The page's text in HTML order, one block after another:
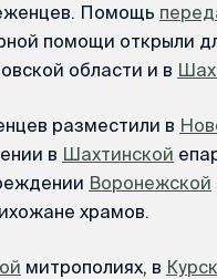
Помощь
помощи открыли
области и в
разместили в
в Шахтинской
Воронежской
храмов.
митрополиях, в